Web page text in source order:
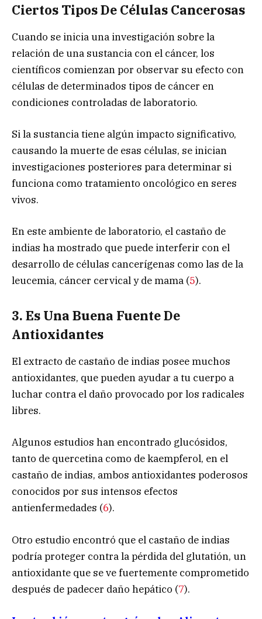
Ciertos Tipos De Células Cancerosas
Cuando se inicia una investigación sobre la
relación de una sustancia con el cáncer, los
científicos comienzan por observar su efecto con
células de determinados tipos de cáncer en
condiciones controladas de laboratorio.
Si la sustancia tiene algún impacto significativo,
causando la muerte de esas células, se inician
investigaciones posteriores para determinar si
funciona como tratamiento oncológico en seres
vivos.
En este ambiente de laboratorio, el castaño de
indias ha mostrado que puede interferir con el
desarrollo de células cancerígenas como las de la
leucemia, cáncer cervical y de mama (5).
3. Es Una Buena Fuente De
Antioxidantes
El extracto de castaño de indias posee muchos
antioxidantes, que pueden ayudar a tu cuerpo a
luchar contra el daño provocado por los radicales
libres.
Algunos estudios han encontrado glucósidos,
tanto de quercetina como de kaempferol, en el
castaño de indias, ambos antioxidantes poderosos
conocidos por sus intensos efectos
antienfermedades (6).
Otro estudio encontró que el castaño de indias
podría proteger contra la pérdida del glutatión, un
antioxidante que se ve fuertemente comprometido
después de padecer daño hepático (7).